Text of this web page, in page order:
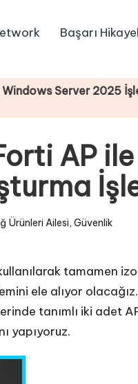
Başarı
2025 İşletim
AP ile
Ürünleri Ailesi, Güvenlik
tamamen
ele alıyor
tanımlı iki adet
yapıyoruz.